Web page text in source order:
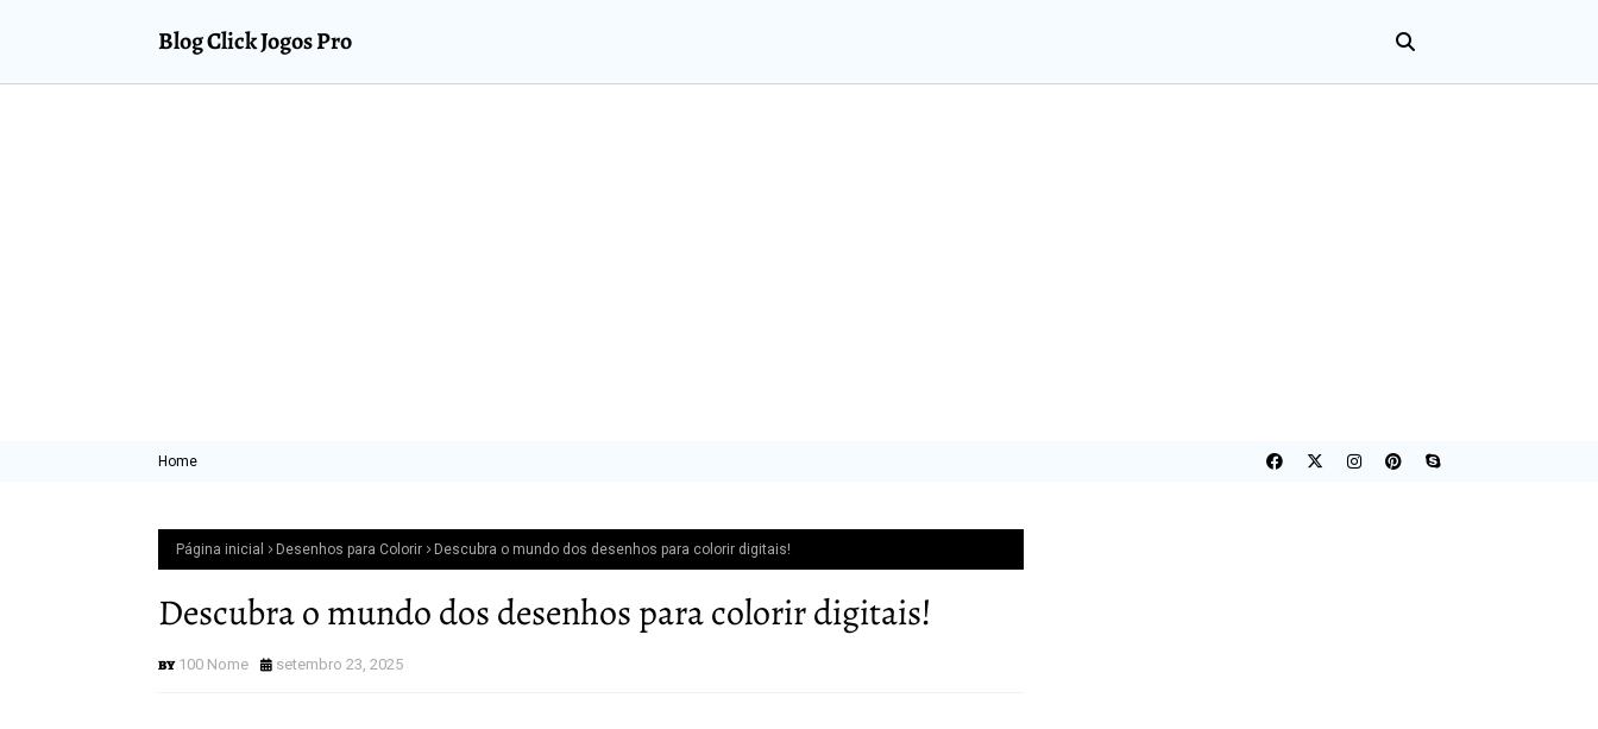
Blog Click Jogos Pro
Home
Página inicial Desenhos para Colorir Descubra o mundo dos desenhos para colorir digitais!
Descubra o mundo dos desenhos para colorir digitais!
100 Nome setembro 23, 2025